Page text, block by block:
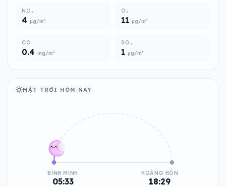
NO₂
4 µg/m³
O₃
11 µg/m³
CO
0.4 mg/m³
SO₂
1 µg/m³
MẶT TRỜI HÔM NAY
BÌNH MINH
05:33
HOÀNG HÔN
18:29